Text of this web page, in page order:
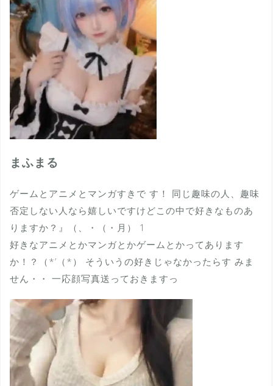
まふまる
ゲームとアニメとマンガすきで す！ 同じ趣味の人、趣味
否定しない人なら嬉しいですけどこの中で好きなものあ
りますか？』（、・（・月） 1
好きなアニメとかマンガとかゲームとかってあります
か！？（*’（*） そういうの好きじゃなかったらす みま
せん・・ 一応顔写真送っておきますっ